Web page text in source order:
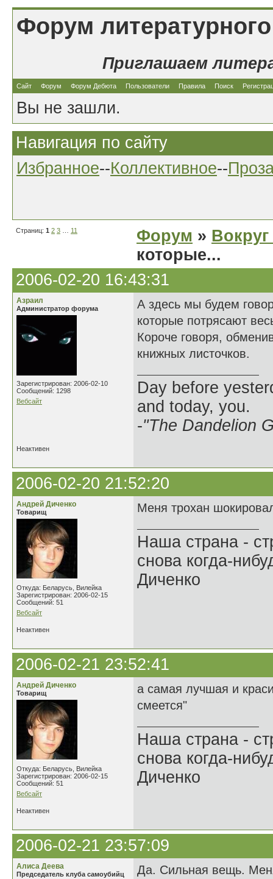
Форум
Приглашаем
Сайт Форум Форум Дебюта Пользователи Правила Поиск
Вы не зашли.
Навигация по сайту
Избранное--Коллективное--
Страниц: 1 2 3 11 Форум »
которые...
2006-02-20 16:43:31
Азраил
Администратор форума
Зарегистрирован: 2006-02-10
Сообщений: 1298
Вебсайт
А здесь мы будем
которые потрясают
Короче говоря,
книжных листочков.
Day before
and today, you.
-"The Dandelion
Неактивен
2006-02-20 21:52:20
Андрей Диченко
Товарищ
Откуда: Беларусь, Вилейка
Зарегистрирован: 2006-02-15
Сообщений: 51
Вебсайт
Меня трохан
Наша страна -
снова когда-
Диченко
Неактивен
2006-02-21 23:52:41
Андрей Диченко
Товарищ
Откуда: Беларусь, Вилейка
Зарегистрирован: 2006-02-15
Сообщений: 51
Вебсайт
а самая лучшая и
смеется"
Наша страна -
снова когда-
Диченко
Неактивен
2006-02-21 23:57:09
Алиса Деева
Председатель клуба самоубийц
Да. Сильная вещь.